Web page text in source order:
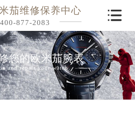
茄维修保养中心
400-877-2083
您的欧米茄腕表
and repair your watch